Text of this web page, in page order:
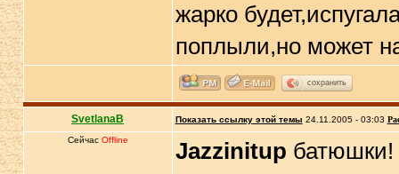
жарко
поплыли,но может
сохранить
SvetlanaB Показать ссылку этой темы 24.11.2005 - 03:03
Сейчас Offline Jazzinitup батюшки!